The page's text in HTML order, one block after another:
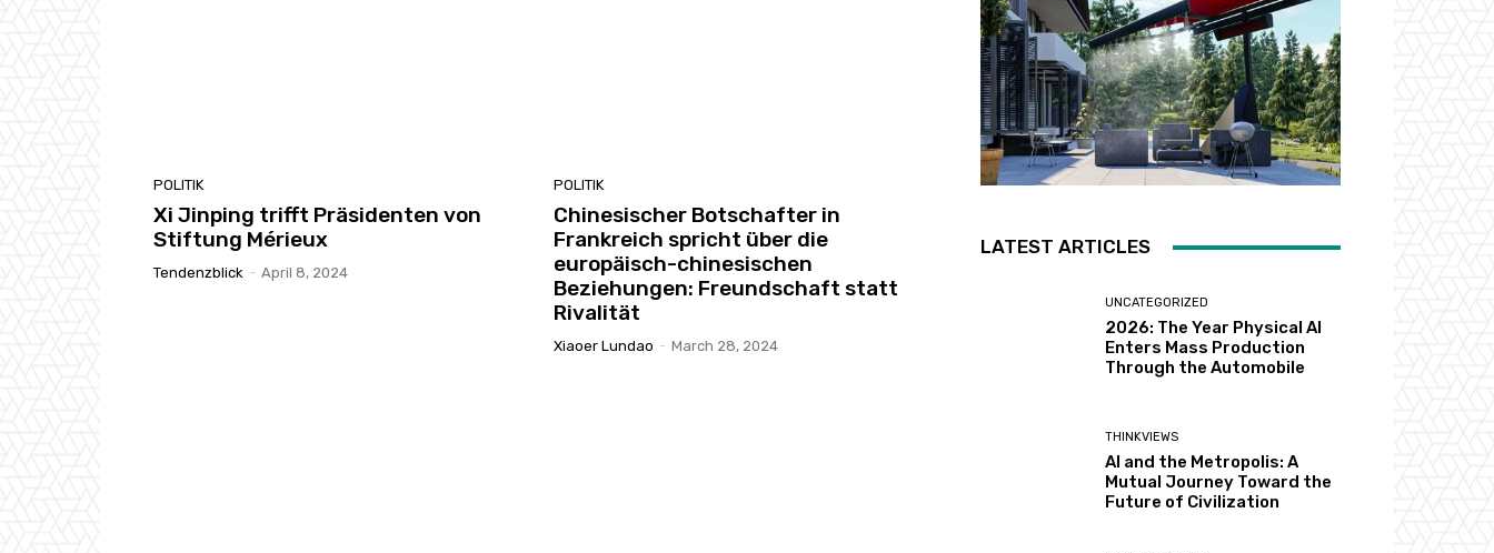
POLITIK
Xi Jinping trifft Präsidenten von
Stiftung Mérieux
Tendenzblick - April 8, 2024
POLITIK
Chinesischer Botschafter in
Frankreich spricht über die
europäisch-chinesischen
Beziehungen: Freundschaft statt
Rivalität
Xiaoer Lundao - March 28, 2024
LATEST ARTICLES
UNCATEGORIZED
2026: The Year Physical AI
Enters Mass Production
Through the Automobile
THINKVIEWS
AI and the Metropolis: A
Mutual Journey Toward the
Future of Civilization